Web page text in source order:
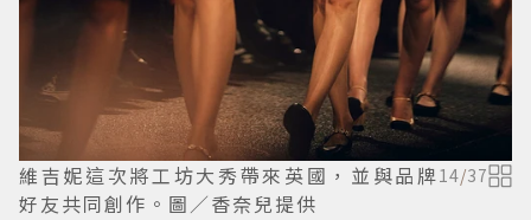
維吉妮這次將工坊大秀帶來英國，並與品牌
好友共同創作。圖／香奈兒提供
14/37